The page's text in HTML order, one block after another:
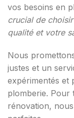
vos besoins en
crucial de
qualité et votre
Nous
justes et un
expérimentés et
plomberie. Pour
rénovation,